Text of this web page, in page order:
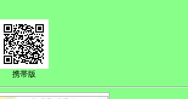
携帯版